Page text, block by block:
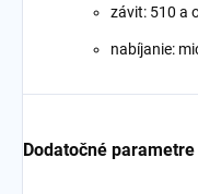
závit: 510 a
nabíjanie:
Dodatočné parametre